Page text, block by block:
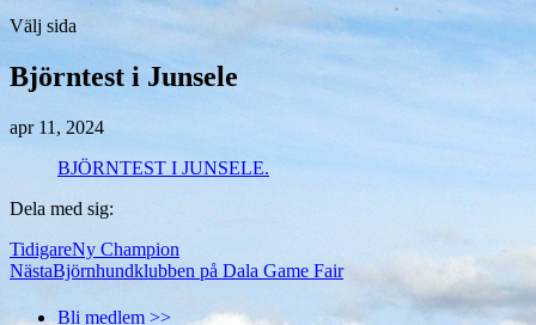
Välj sida
Björntest i Junsele
apr 11, 2024
BJÖRNTEST I JUNSELE.
Dela med sig:
TidigareNy Champion
NästaBjörnhundklubben på Dala Game Fair
Bli medlem >>